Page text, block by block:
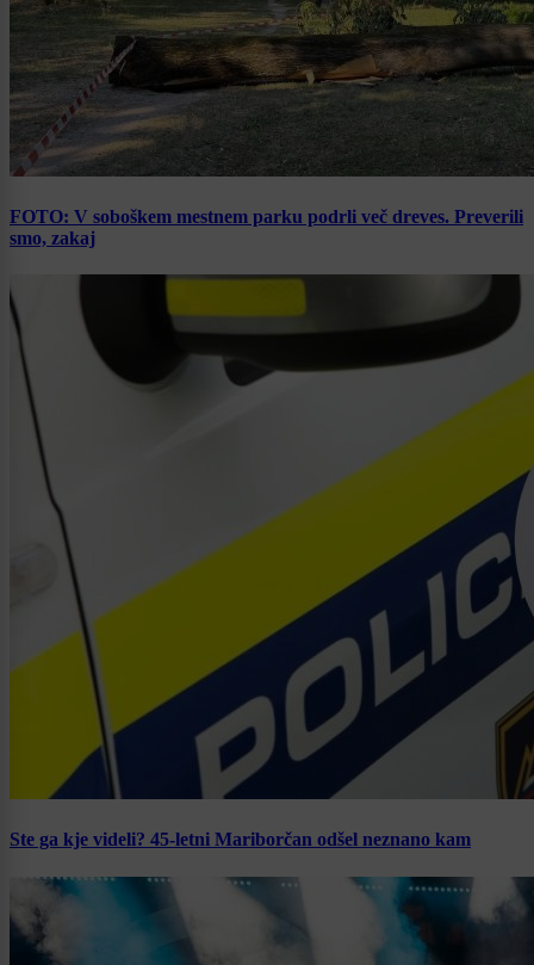
FOTO: V soboškem mestnem parku podrli več dreves. Preverili
smo, zakaj
Ste ga kje videli? 45-letni Mariborčan odšel neznano kam